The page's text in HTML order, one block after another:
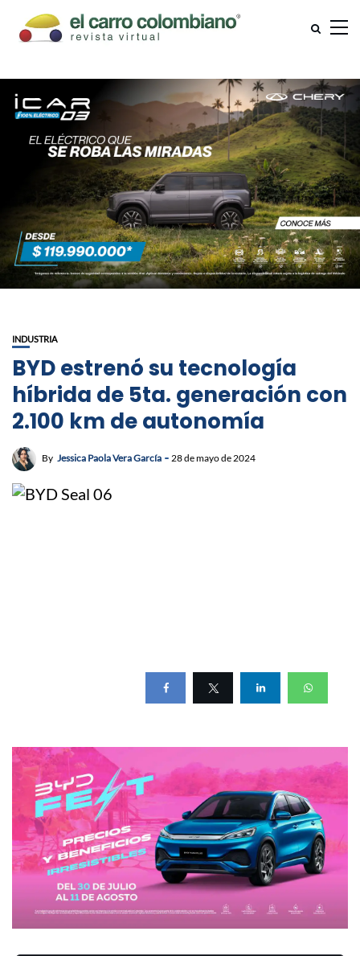
INDUSTRIA
BYD estrenó su tecnología
híbrida de 5ta. generación con
2.100 km de autonomía
By Jessica Paola Vera García 28 de mayo de 2024